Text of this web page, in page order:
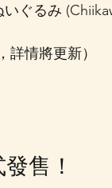
ぐるみ
詳情將更新）
售！